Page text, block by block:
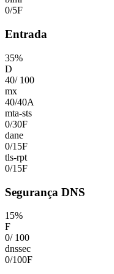
0/5F
Entrada
35%
D
40/ 100
mx
40/40A
mta-sts
0/30F
dane
0/15F
tls-rpt
0/15F
Segurança DNS
15%
F
0/ 100
dnssec
0/100F